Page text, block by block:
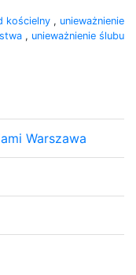
kościelny , unieważnienie
, unieważnienie ślubu
Warszawa